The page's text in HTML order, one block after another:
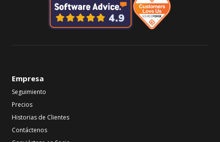
Empresa
Seguimiento
Precios
Historias de Clientes
Contáctenos